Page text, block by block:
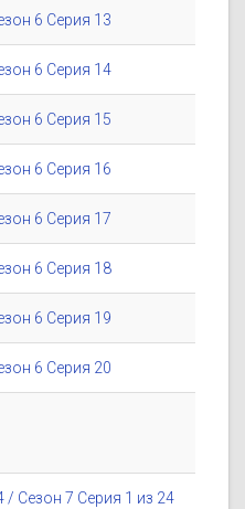
6 Серия 13
6 Серия 14
6 Серия 15
6 Серия 16
6 Серия 17
6 Серия 18
6 Серия 19
6 Серия 20
/ Сезон 7 Серия 1 из 24